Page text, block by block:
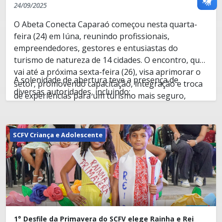
24/09/2025
O Abeta Conecta Caparaó começou nesta quarta-
feira (24) em Iúna, reunindo profissionais,
empreendedores, gestores e entusiastas do
turismo de natureza de 14 cidades. O encontro, que
vai até a próxima sexta-feira (26), visa aprimorar o
setor, promovendo capacitação, integração e troca
de experiências para um turismo mais seguro,
A solenidade de abertura teve a presença de
diversas autoridades, incluindo:
Comunicação.
Rogério Cézar, secretário de Turismo e
Cultura.
Rosa Elaine Evaristo dos Santos Ivo,
subsecretária de Turismo.
Fernanda Dornelles, vice-presidente da Abeta.
O primeiro dia do evento contou com uma palestra
de Luiz Del Vigna – Luizão, diretor executivo da
Abeta.
O evento é uma realização doSebraeem parceria
SCFV Criança e Adolescente
1° Desfile da Primavera do SCFV elege Rainha e Rei